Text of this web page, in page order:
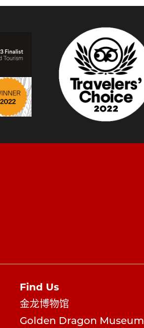
Find Us
金龙博物馆
Golden Dragon Museum